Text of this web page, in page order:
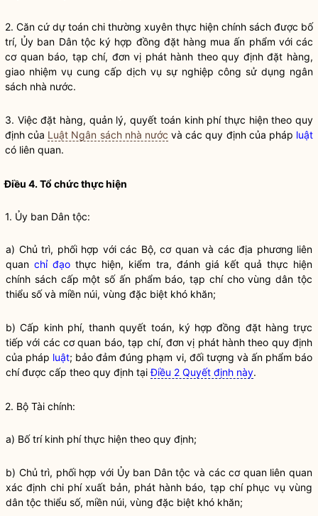
2. Căn cứ dự toán chi thường xuyên thực hiện chính sách được bố
trí, Ủy ban Dân tộc ký hợp đồng đặt hàng mua ấn phẩm với các
cơ quan báo, tạp chí, đơn vị phát hành theo quy định đặt hàng,
giao nhiệm vụ cung cấp dịch vụ sự nghiệp công sử dụng ngân
sách nhà nước.
3. Việc đặt hàng, quản lý, quyết toán kinh phí thực hiện theo quy
định của Luật Ngân sách nhà nước và các quy định của pháp luật
có liên quan.
Điều 4. Tổ chức thực hiện
1. Ủy ban Dân tộc:
a) Chủ trì, phối hợp với các Bộ, cơ quan và các địa phương liên
quanchỉ đạo thực hiện, kiểm tra, đánh giá kết quả thực hiện
chính sách cấp một số ấn phẩm báo, tạp chí cho vùng dân tộc
thiểu số và miền núi, vùng đặc biệt khó khăn;
b) Cấp kinh phí, thanh quyết toán, ký hợp đồng đặt hàng trực
tiếp với các cơ quan báo, tạp chí, đơn vị phát hành theo quy định
của pháp luật; bảo đảm đúng phạm vi, đối tượng và ấn phẩm báo
chí được cấp theo quy định tạiĐiều 2 Quyết định này.
2. Bộ Tài chính:
a) Bố trí kinh phí thực hiện theo quy định;
b) Chủ trì, phối hợp với Ủy ban Dân tộc và các cơ quan liên quan
xác định chi phí xuất bản, phát hành báo, tạp chí phục vụ vùng
dân tộc thiểu số, miền núi, vùng đặc biệt khó khăn;